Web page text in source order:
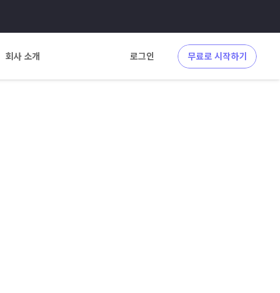
회사 소개 로그인 무료로 시작하기